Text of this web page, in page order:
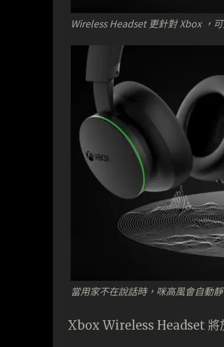
Wireless Headset 更針對 Xbox ，
當用家不在說話時，咪高風會自動靜
Xbox Wireless Headset 將